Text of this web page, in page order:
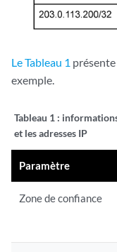
Le Tableau 1
exemple.
Tableau 1 :
et les adresses IP
Paramètre
Zone de confiance